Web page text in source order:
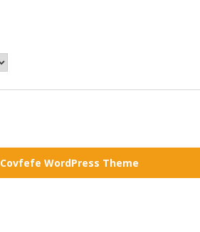
Covfefe WordPress Theme